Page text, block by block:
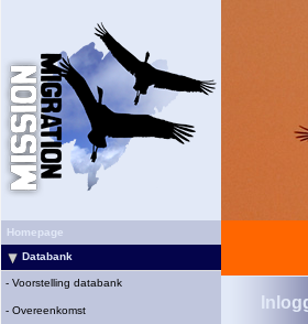
Homepage
Databank
- Voorstelling databank
- Overeenkomst